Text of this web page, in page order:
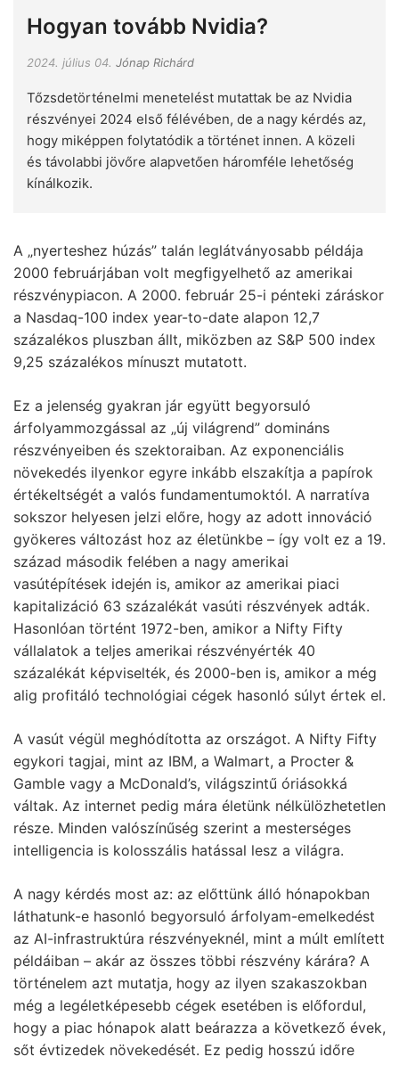
Hogyan tovább Nvidia?
2024. július 04. Jónap Richárd
Tőzsdetörténelmi menetelést mutattak be az Nvidia
részvényei 2024 első félévében, de a nagy kérdés az,
hogy miképpen folytatódik a történet innen. A közeli
és távolabbi jövőre alapvetően háromféle lehetőség
kínálkozik.
A „nyerteshez húzás” talán leglátványosabb példája
2000 februárjában volt megfigyelhető az amerikai
részvénypiacon. A 2000. február 25-i pénteki záráskor
a Nasdaq-100 index year-to-date alapon 12,7
százalékos pluszban állt, miközben az S&P 500 index
9,25 százalékos mínuszt mutatott.
Ez a jelenség gyakran jár együtt begyorsuló
árfolyammozgással az „új világrend” domináns
részvényeiben és szektoraiban. Az exponenciális
növekedés ilyenkor egyre inkább elszakítja a papírok
értékeltségét a valós fundamentumoktól. A narratíva
sokszor helyesen jelzi előre, hogy az adott innováció
gyökeres változást hoz az életünkbe – így volt ez a 19.
század második felében a nagy amerikai
vasútépítések idején is, amikor az amerikai piaci
kapitalizáció 63 százalékát vasúti részvények adták.
Hasonlóan történt 1972-ben, amikor a Nifty Fifty
vállalatok a teljes amerikai részvényérték 40
százalékát képviselték, és 2000-ben is, amikor a még
alig profitáló technológiai cégek hasonló súlyt értek el.
A vasút végül meghódította az országot. A Nifty Fifty
egykori tagjai, mint az IBM, a Walmart, a Procter &
Gamble vagy a McDonald’s, világszintű óriásokká
váltak. Az internet pedig mára életünk nélkülözhetetlen
része. Minden valószínűség szerint a mesterséges
intelligencia is kolosszális hatással lesz a világra.
A nagy kérdés most az: az előttünk álló hónapokban
láthatunk-e hasonló begyorsuló árfolyam-emelkedést
az AI-infrastruktúra részvényeknél, mint a múlt említett
példáiban – akár az összes többi részvény kárára? A
történelem azt mutatja, hogy az ilyen szakaszokban
még a legéletképesebb cégek esetében is előfordul,
hogy a piac hónapok alatt beárazza a következő évek,
sőt évtizedek növekedését. Ez pedig hosszú időre